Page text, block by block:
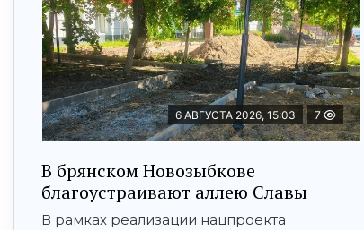
6 АВГУСТА 2026, 15:03 7
В брянском Новозыбкове
благоустраивают аллею Славы
В рамках реализации нацпроекта